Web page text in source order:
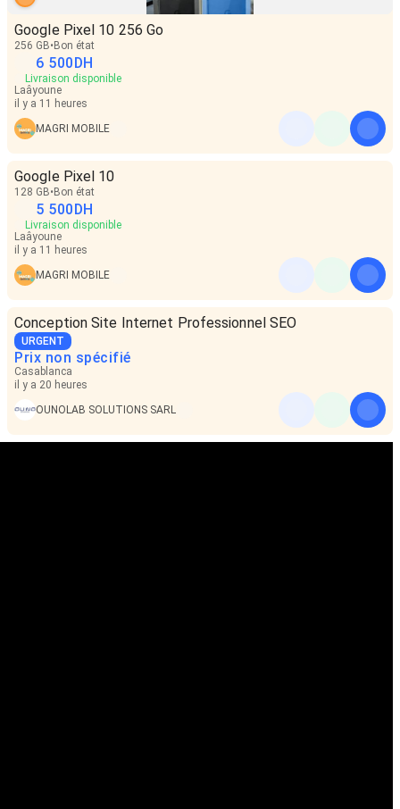
Google Pixel 10 256 Go
256 GB Bon état
6 500DH
Livraison disponible
Laâyoune
il y a 11 heures
MAGRI MOBILE
Google Pixel 10
128 GB Bon état
5 500DH
Livraison disponible
Laâyoune
il y a 11 heures
MAGRI MOBILE
Conception Site Internet Professionnel SEO
URGENT
Prix non spécifié
Casablanca
il y a 20 heures
OUNOLAB SOLUTIONS SARL